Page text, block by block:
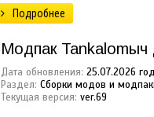
Подробнее
Модпак
Дата обновления: 25.07.2026
Раздел: Сборки модов и
Текущая версия: ver.69